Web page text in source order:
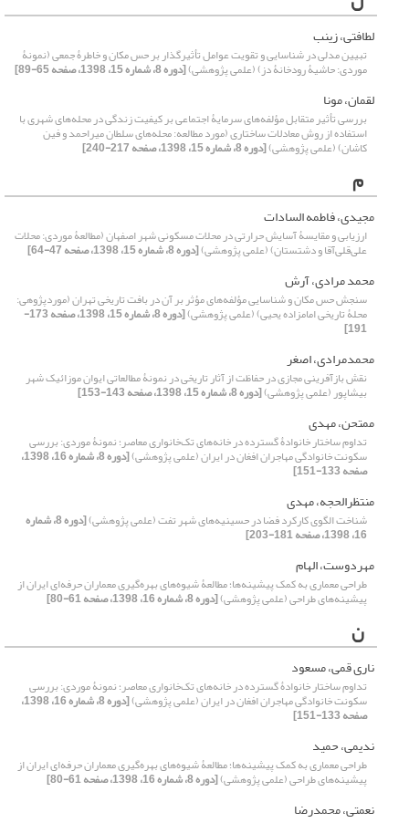
لطافتی، زینب
تبیین مدلی در شناسایی و تقویت عوامل تأثیرگذار بر حس مکان و خاطرۀ جمعی (نمونۀ
موردی: حاشیۀ رودخانۀ دز) (علمی پژوهشی)[دوره 8، شماره 15، 1398، صفحه 65-89]
لقمان، مونا
بررسی تأثیر متقابل مؤلفه‌های سرمایۀ اجتماعی بر کیفیت زندگی در محله‌های شهری با
استفاده از روش معادلات ساختاری (مورد مطالعه: محله‌های سلطان میراحمد و فین
کاشان) (علمی پژوهشی)[دوره 8، شماره 15، 1398، صفحه 217-240]
م
مجیدی، فاطمه السادات
ارزیابی و مقایسۀ آسایش حرارتی در محلات مسکونی شهر اصفهان (مطالعۀ موردی: محلات
علی‌قلی‌آقا و دشتستان) (علمی پژوهشی)[دوره 8، شماره 15، 1398، صفحه 47-64]
محمد مرادی، آرش
سنجش حس مکان و شناسایی مؤلفه‌های مؤثر بر آن در بافت تاریخی تهران (موردپژوهی:
محلۀ تاریخی امامزاده یحیی) (علمی پژوهشی) [دوره 8، شماره 15، 1398، صفحه 173-
191]
محمدمرادی، اصغر
نقش بازآفرینی مجازی در حفاظت از آثار تاریخی در نمونۀ مطالعاتی ایوان ‌موزائیک شهر
بیشاپور (علمی پژوهشی)[دوره 8، شماره 15، 1398، صفحه 143-153]
ممتحن، مهدی
تداوم ساختار خانوادۀ گسترده در خانه‌های تک‌خانواری معاصر؛ نمونۀ موردی: بررسی
سکونت خانوادگی مهاجران افغان در ایران (علمی پژوهشی) [دوره 8، شماره 16، 1398،
صفحه 133-151]
منتظرالحجه، مهدی
شناخت الگوی کارکرد فضا در حسینیه‌های شهر تفت (علمی پژوهشی) [دوره 8، شماره
16، 1398، صفحه 181-203]
مهردوست، الهام
طراحی معماری به کمک پیشینه‌ها؛ مطالعۀ شیوه‌های بهره‌گیری معماران حرفه‌ای ایران از
پیشینه‌های طراحی (علمی پژوهشی)[دوره 8، شماره 16، 1398، صفحه 61-80]
ن
ناری قمی، مسعود
تداوم ساختار خانوادۀ گسترده در خانه‌های تک‌خانواری معاصر؛ نمونۀ موردی: بررسی
سکونت خانوادگی مهاجران افغان در ایران (علمی پژوهشی) [دوره 8، شماره 16، 1398،
صفحه 133-151]
ندیمی، حمید
طراحی معماری به کمک پیشینه‌ها؛ مطالعۀ شیوه‌های بهره‌گیری معماران حرفه‌ای ایران از
پیشینه‌های طراحی (علمی پژوهشی)[دوره 8، شماره 16، 1398، صفحه 61-80]
نعمتی، محمدرضا